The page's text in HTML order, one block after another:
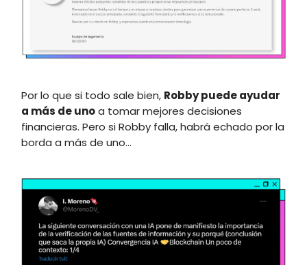
Por lo que si todo sale bien, Robby puede ayudar
a más de unoa tomar mejores decisiones
financieras. Pero si Robby falla, habrá echado por la
borda a más de uno...